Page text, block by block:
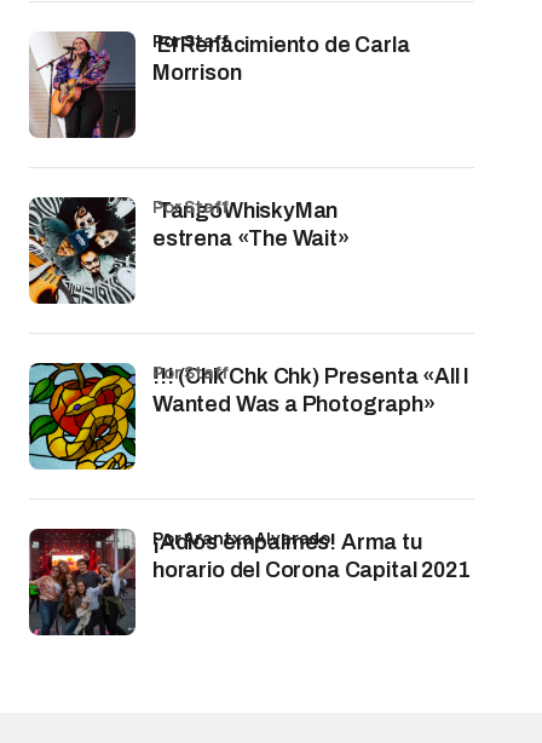
El Renacimiento de Carla
Morrison
por Staff
TangoWhiskyMan
estrena «The Wait»
por Staff
!!! (Chk Chk Chk) Presenta «All I
Wanted Was a Photograph»
por Staff
¡Adiós empalmes! Arma tu
horario del Corona Capital 2021
por Arantxa Alvarado